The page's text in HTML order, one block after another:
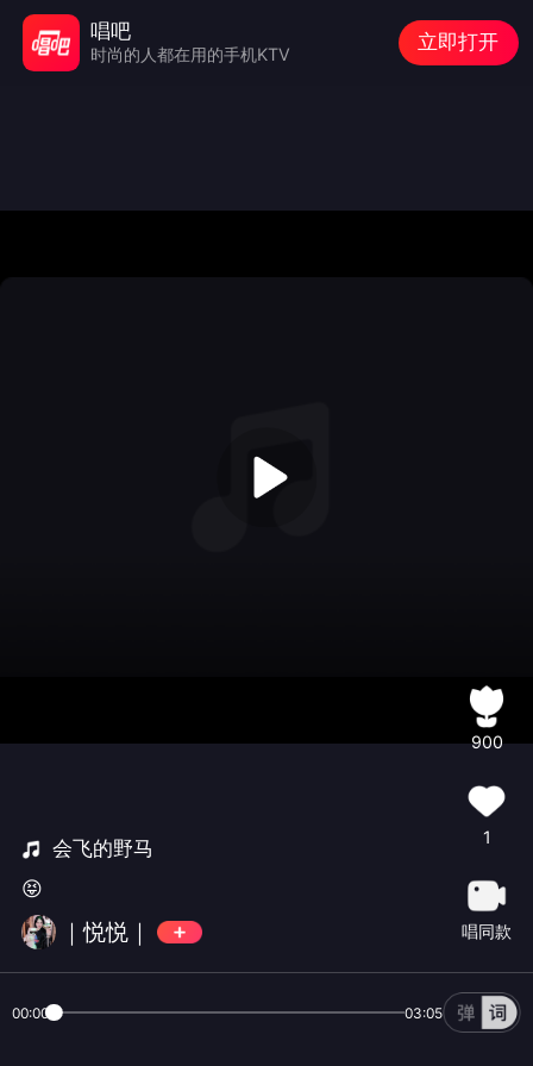
会飞的野马
😝
｜悦悦｜
900
1
唱同款
00:00 03:05
唱吧
时尚的人都在用的手机KTV
立即打开